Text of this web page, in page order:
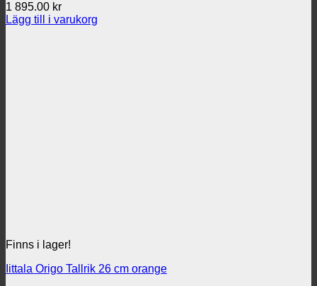
1 895.00 kr
Lägg till i varukorg
Finns i lager!
Iittala Origo Tallrik 26 cm orange